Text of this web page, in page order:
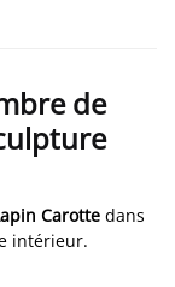
de
Carotte dans
intérieur.